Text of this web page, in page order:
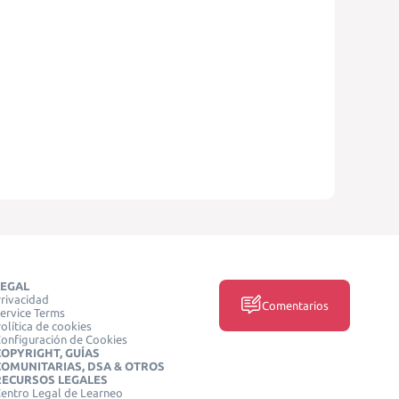
Terms
de cookies
de Cookies
GUÍAS
DSA & OTROS
LEGALES
Legal de Learneo
Comentarios